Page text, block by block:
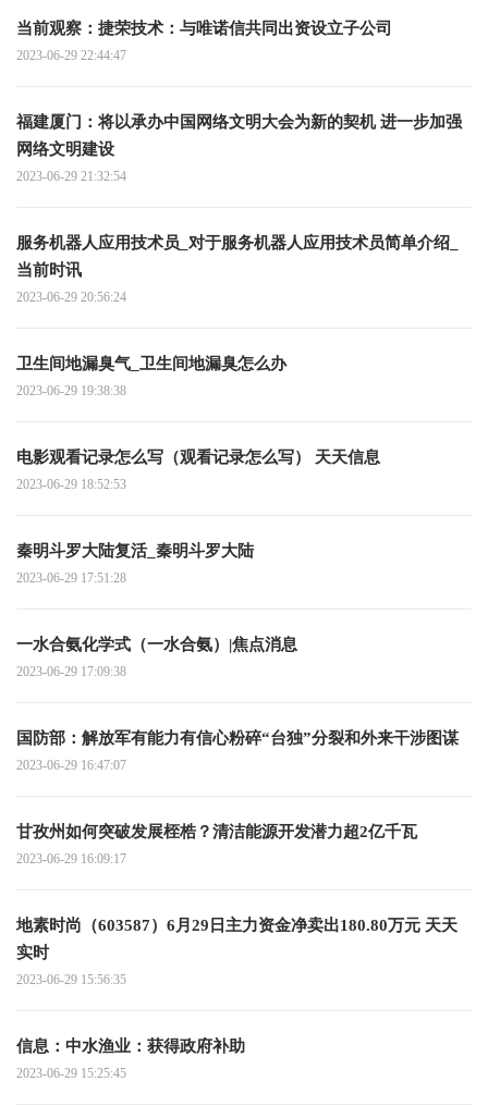
当前观察：捷荣技术：与唯诺信共同出资设立子公司
2023-06-29 22:44:47
福建厦门：将以承办中国网络文明大会为新的契机 进一步加强
网络文明建设
2023-06-29 21:32:54
服务机器人应用技术员_对于服务机器人应用技术员简单介绍_
当前时讯
2023-06-29 20:56:24
卫生间地漏臭气_卫生间地漏臭怎么办
2023-06-29 19:38:38
电影观看记录怎么写（观看记录怎么写） 天天信息
2023-06-29 18:52:53
秦明斗罗大陆复活_秦明斗罗大陆
2023-06-29 17:51:28
一水合氨化学式（一水合氨）|焦点消息
2023-06-29 17:09:38
国防部：解放军有能力有信心粉碎“台独”分裂和外来干涉图谋
2023-06-29 16:47:07
甘孜州如何突破发展桎梏？清洁能源开发潜力超2亿千瓦
2023-06-29 16:09:17
地素时尚（603587）6月29日主力资金净卖出180.80万元 天天
实时
2023-06-29 15:56:35
信息：中水渔业：获得政府补助
2023-06-29 15:25:45